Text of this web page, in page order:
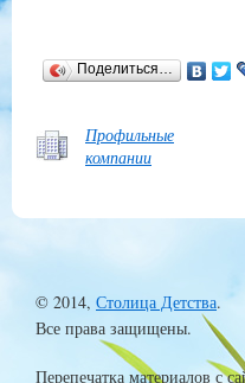
Поделиться…
Профильные
компании
© 2014, Столица Детства.
Все права защищены.
Перепечатка материалов с